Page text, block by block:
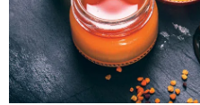
დამამშვიდებელი( მშვიდი